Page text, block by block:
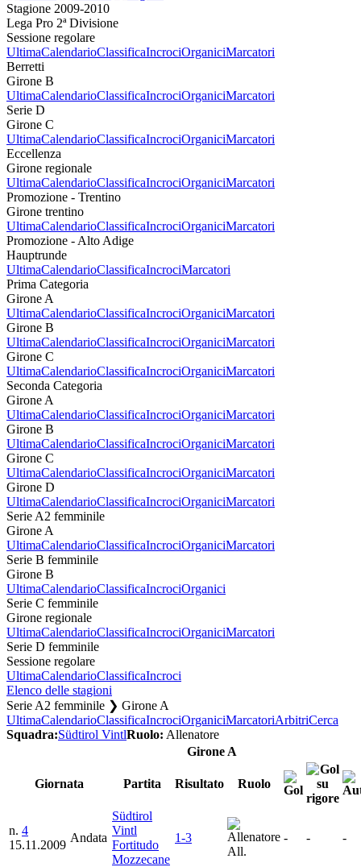
Stagione 2009-2010
Lega Pro 2ª Divisione
Sessione regolare
UltimaCalendarioClassificaIncrociOrganiciMarcatori
Berretti
Girone B
UltimaCalendarioClassificaIncrociOrganiciMarcatori
Serie D
Girone C
UltimaCalendarioClassificaIncrociOrganiciMarcatori
Eccellenza
Girone regionale
UltimaCalendarioClassificaIncrociOrganiciMarcatori
Promozione - Trentino
Girone trentino
UltimaCalendarioClassificaIncrociOrganiciMarcatori
Promozione - Alto Adige
Hauptrunde
UltimaCalendarioClassificaIncrociMarcatori
Prima Categoria
Girone A
UltimaCalendarioClassificaIncrociOrganiciMarcatori
Girone B
UltimaCalendarioClassificaIncrociOrganiciMarcatori
Girone C
UltimaCalendarioClassificaIncrociOrganiciMarcatori
Seconda Categoria
Girone A
UltimaCalendarioClassificaIncrociOrganiciMarcatori
Girone B
UltimaCalendarioClassificaIncrociOrganiciMarcatori
Girone C
UltimaCalendarioClassificaIncrociOrganiciMarcatori
Girone D
UltimaCalendarioClassificaIncrociOrganiciMarcatori
Serie A2 femminile
Girone A
UltimaCalendarioClassificaIncrociOrganiciMarcatori
Serie B femminile
Girone B
UltimaCalendarioClassificaIncrociOrganici
Serie C femminile
Girone regionale
UltimaCalendarioClassificaIncrociOrganiciMarcatori
Serie D femminile
Sessione regolare
UltimaCalendarioClassificaIncroci
Elenco delle stagioni
Serie A2 femminile ❯ Girone A
UltimaCalendarioClassificaIncrociOrganiciMarcatoriArbitriCerca
Squadra:Südtirol VintlRuolo: Allenatore
Girone A
Giornata Partita Risultato Ruolo
n. 4
15.11.2009
Andata
Südtirol
Vintl
Fortitudo
Mozzecane
1-3
All.
- - -